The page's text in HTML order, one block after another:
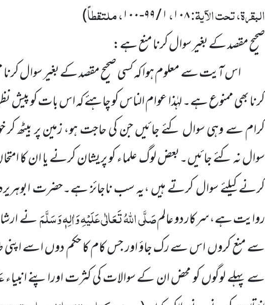
البقرۃ، تحت الآیۃ:۱۰۸،۱ / ۹۹-۱۰۰ ، ملتقطاً)
صحیح مقصد کے بغیر سوال کرنا منع ہے:
اس آیت سے معلوم ہوا کہ کسی صحیح مقصد کے بغیر سوال
کرنا بھی ممنوع ہے۔ لہٰذا عوام الناس کو چاہئے کہ اس بات کو پیش
کرام سے وہی سوال کئے جائیں جن کی حاجت ہو، زمین پر بیٹھ کر
سوال نہ کئے جائیں۔بعض لوگ علماء کو پریشان کرنے یا ان کا
کرنے کیلئے سوال کرتے ہیں ،یہ سب ناجائز ہے۔حضرت
روایت ہے،سرکار دو عالمصَلَّی اللہُ تَعَالٰی عَلَیْہِ وَاٰلِہٖ وَسَلَّمَنے
سے منع کروں اس سے رک جاؤ اور جس کام کا حکم دوں اسے
سے پہلے لوگوں کو محض ان کے سوالات کی کثرت اوراپنے انبیاء